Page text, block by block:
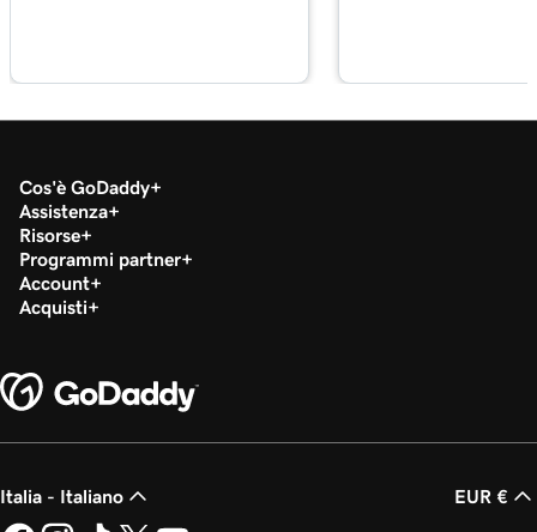
Cos'è GoDaddy
Assistenza
Risorse
Programmi partner
Account
Acquisti
Italia - Italiano EUR €